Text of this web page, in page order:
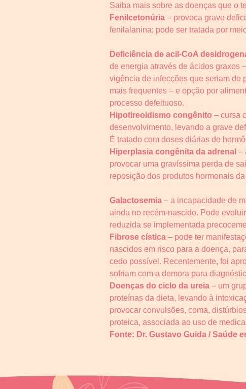
Saiba mais sobre as doenças que o
Fenilcetonúria – provoca grave
fenilalanina; pode ser tratada por
Deficiência de acil-CoA
de energia através de ácidos graxos
vigência de infecções que seriam de
mais frequentes – e opção por
processo defeituoso.
Hipotireoidismo congênito – cursa
desenvolvimento, levando a grave
É tratado com doses diárias de
Hiperplasia congênita da adrenal –
provocar uma gravíssima perda de
reposição dos produtos hormonais
Galactosemia – a incapacidade de
ainda no recém-nascido. Pode
reduzida se implementada
Fibrose cística – pode ter
nascidos em risco para a doença,
cedo possível. Recentemente, foi
sofriam com a demora para
Doenças do ciclo da ureia – um
proteínas da dieta, levando à
provocar convulsões, coma,
proteica, associada ao uso de
Fonte: Dr. Gustavo Guida / Saúde